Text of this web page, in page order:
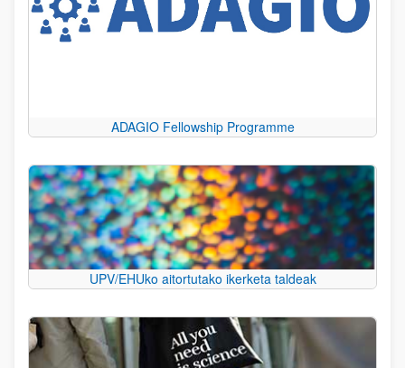
ADAGIO Fellowship Programme
UPV/EHUko aitortutako ikerketa taldeak